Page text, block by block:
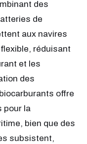
des
de
aux navires
réduisant
et les
des
offre
pour la
bien que des
subsistent,